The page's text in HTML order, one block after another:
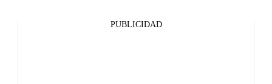
PUBLICIDAD